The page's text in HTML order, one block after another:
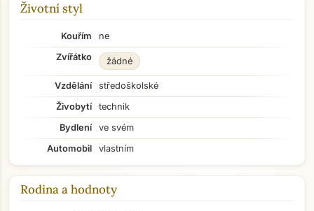
Životní styl
Kouřím
ne
Zvířátko
žádné
Vzdělání
středoškolské
Živobytí
technik
Bydlení
ve svém
Automobil
vlastním
Rodina a hodnoty